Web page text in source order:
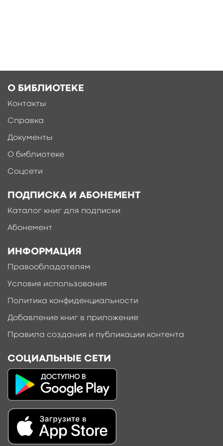
Добавить материал
О БИБЛИОТЕКЕ
Контакты
Справка
Документы
О библиотеке
Соцсети
ПОДПИСКА И АБОНЕМЕНТ
Каталог книг для подписки
Абонемент
ИНФОРМАЦИЯ
Правообладателям
Условия использования
Политика конфиденциальности
Добавление книг в приложение
Правила создания и публикации контента
СОЦИАЛЬНЫЕ СЕТИ